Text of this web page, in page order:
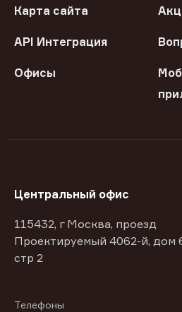
Карта сайта
API Интеграция
Офисы
Центральный офис
115432, г Москва, проезд
Проектируемый 4062-й, дом
стр 2
Телефоны